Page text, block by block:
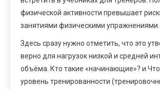
физической активности превышает
занятиями физическими упражнениями.
Здесь сразу нужно отметить, что это
верно для нагрузок низкой и средней
объёма. Кто такие «начинающие»? и Что
уровень тренированности